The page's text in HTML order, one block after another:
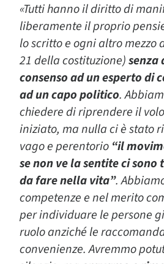
«Tutti hanno il diritto di
liberamente il proprio
lo scritto e ogni altro mezzo
21 della costituzione)senza
consenso ad un esperto di
ad un capo politico.
chiedere di riprendere il
iniziato, ma nulla ci è stato
vago e perentorio “il
se non ve la sentite ci
da fare nella vita”.
competenze e nel merito
per individuare le persone
ruolo anziché le
convenienze. Avremmo